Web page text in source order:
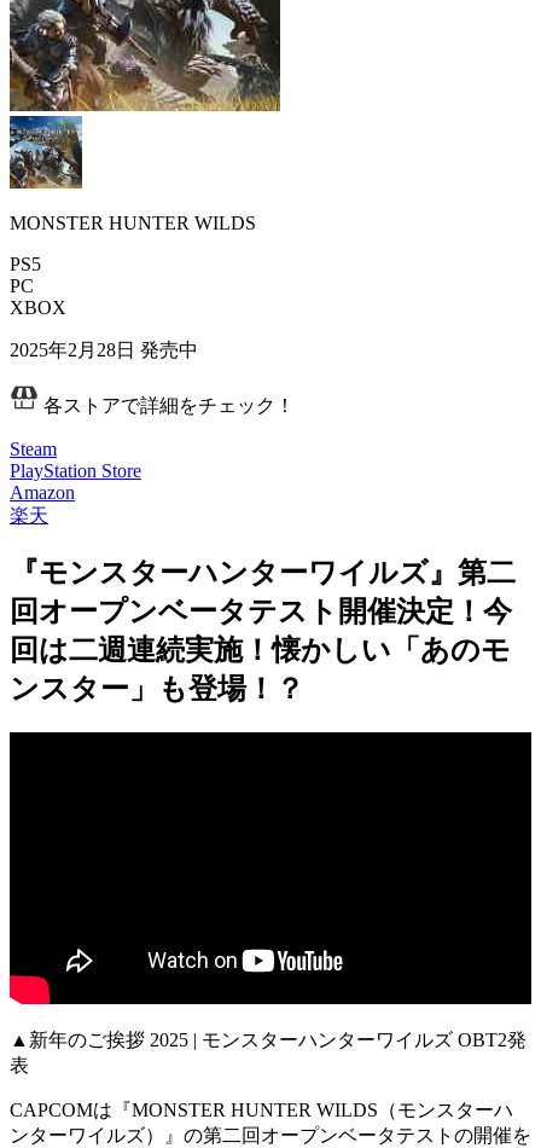
MONSTER HUNTER WILDS
PS5
PC
XBOX
2025年2月28日 発売中
各ストアで詳細をチェック！
Steam
PlayStation Store
Amazon
楽天
『モンスターハンターワイルズ』第二
回オープンベータテスト開催決定！今
回は二週連続実施！懐かしい「あのモ
ンスター」も登場！？
▲新年のご挨拶 2025 | モンスターハンターワイルズ OBT2発
表
CAPCOMは『MONSTER HUNTER WILDS（モンスターハ
ンターワイルズ）
』の第二回オープンベータテスト の開催を